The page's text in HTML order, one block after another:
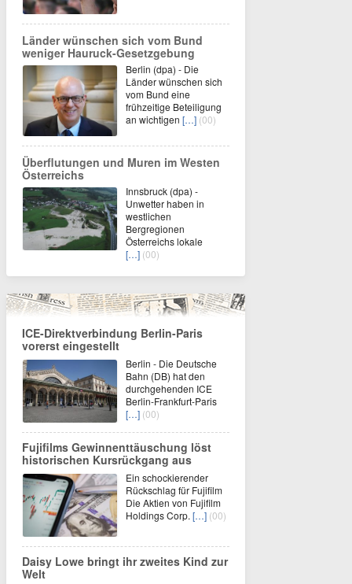
Länder wünschen sich vom Bund
weniger Hauruck-Gesetzgebung
Berlin (dpa) - Die
Länder wünschen sich
vom Bund eine
frühzeitige Beteiligung
an wichtigen […] (00)
Überflutungen und Muren im Westen
Österreichs
Innsbruck (dpa) -
Unwetter haben in
westlichen
Bergregionen
Österreichs lokale
[…] (00)
ICE-Direktverbindung Berlin-Paris
vorerst eingestellt
Berlin - Die Deutsche
Bahn (DB) hat den
durchgehenden ICE
Berlin-Frankfurt-Paris
[…] (00)
Fujifilms Gewinnenttäuschung löst
historischen Kursrückgang aus
Ein schockierender
Rückschlag für Fujifilm
Die Aktien von Fujifilm
Holdings Corp. […] (00)
Daisy Lowe bringt ihr zweites Kind zur
Welt